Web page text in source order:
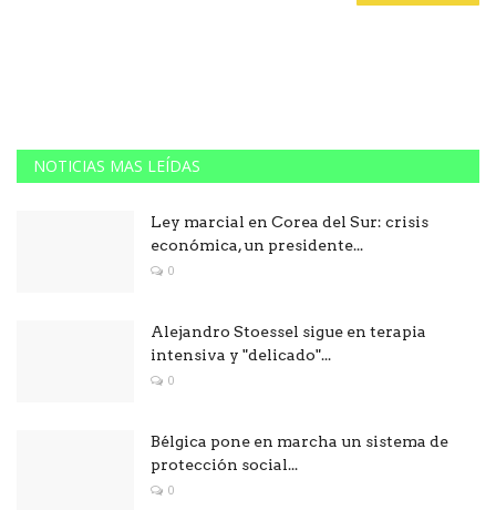
NOTICIAS MAS LEÍDAS
Ley marcial en Corea del Sur: crisis
económica, un presidente...
0
Alejandro Stoessel sigue en terapia
intensiva y "delicado"...
0
Bélgica pone en marcha un sistema de
protección social...
0